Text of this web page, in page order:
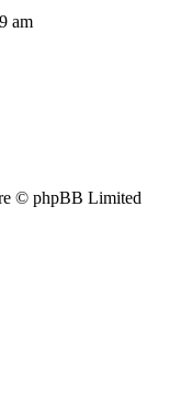
am
© phpBB Limited